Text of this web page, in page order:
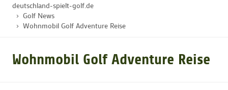
STARTSEITE
deutschland-spielt-golf.de
Golf News
Wohnmobil Golf Adventure Reise
Wohnmobil Golf Adventure Reise